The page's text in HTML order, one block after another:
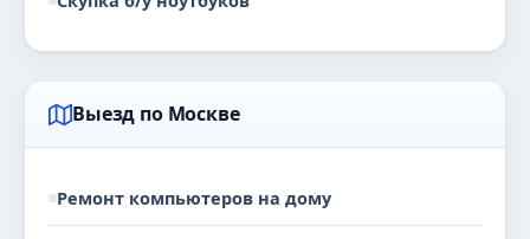
Выезд по Москве
Ремонт компьютеров на дому